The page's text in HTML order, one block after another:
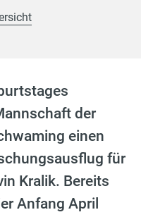
der
einen
für
Kralik. Bereits
Anfang April